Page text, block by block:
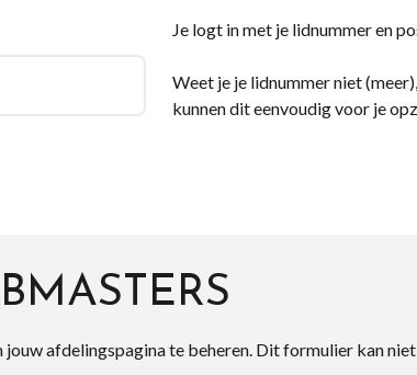
Je logt in met je lidnummer en
Weet je je lidnummer niet
kunnen dit eenvoudig voor je
afdelingspagina te beheren. Dit formulier kan